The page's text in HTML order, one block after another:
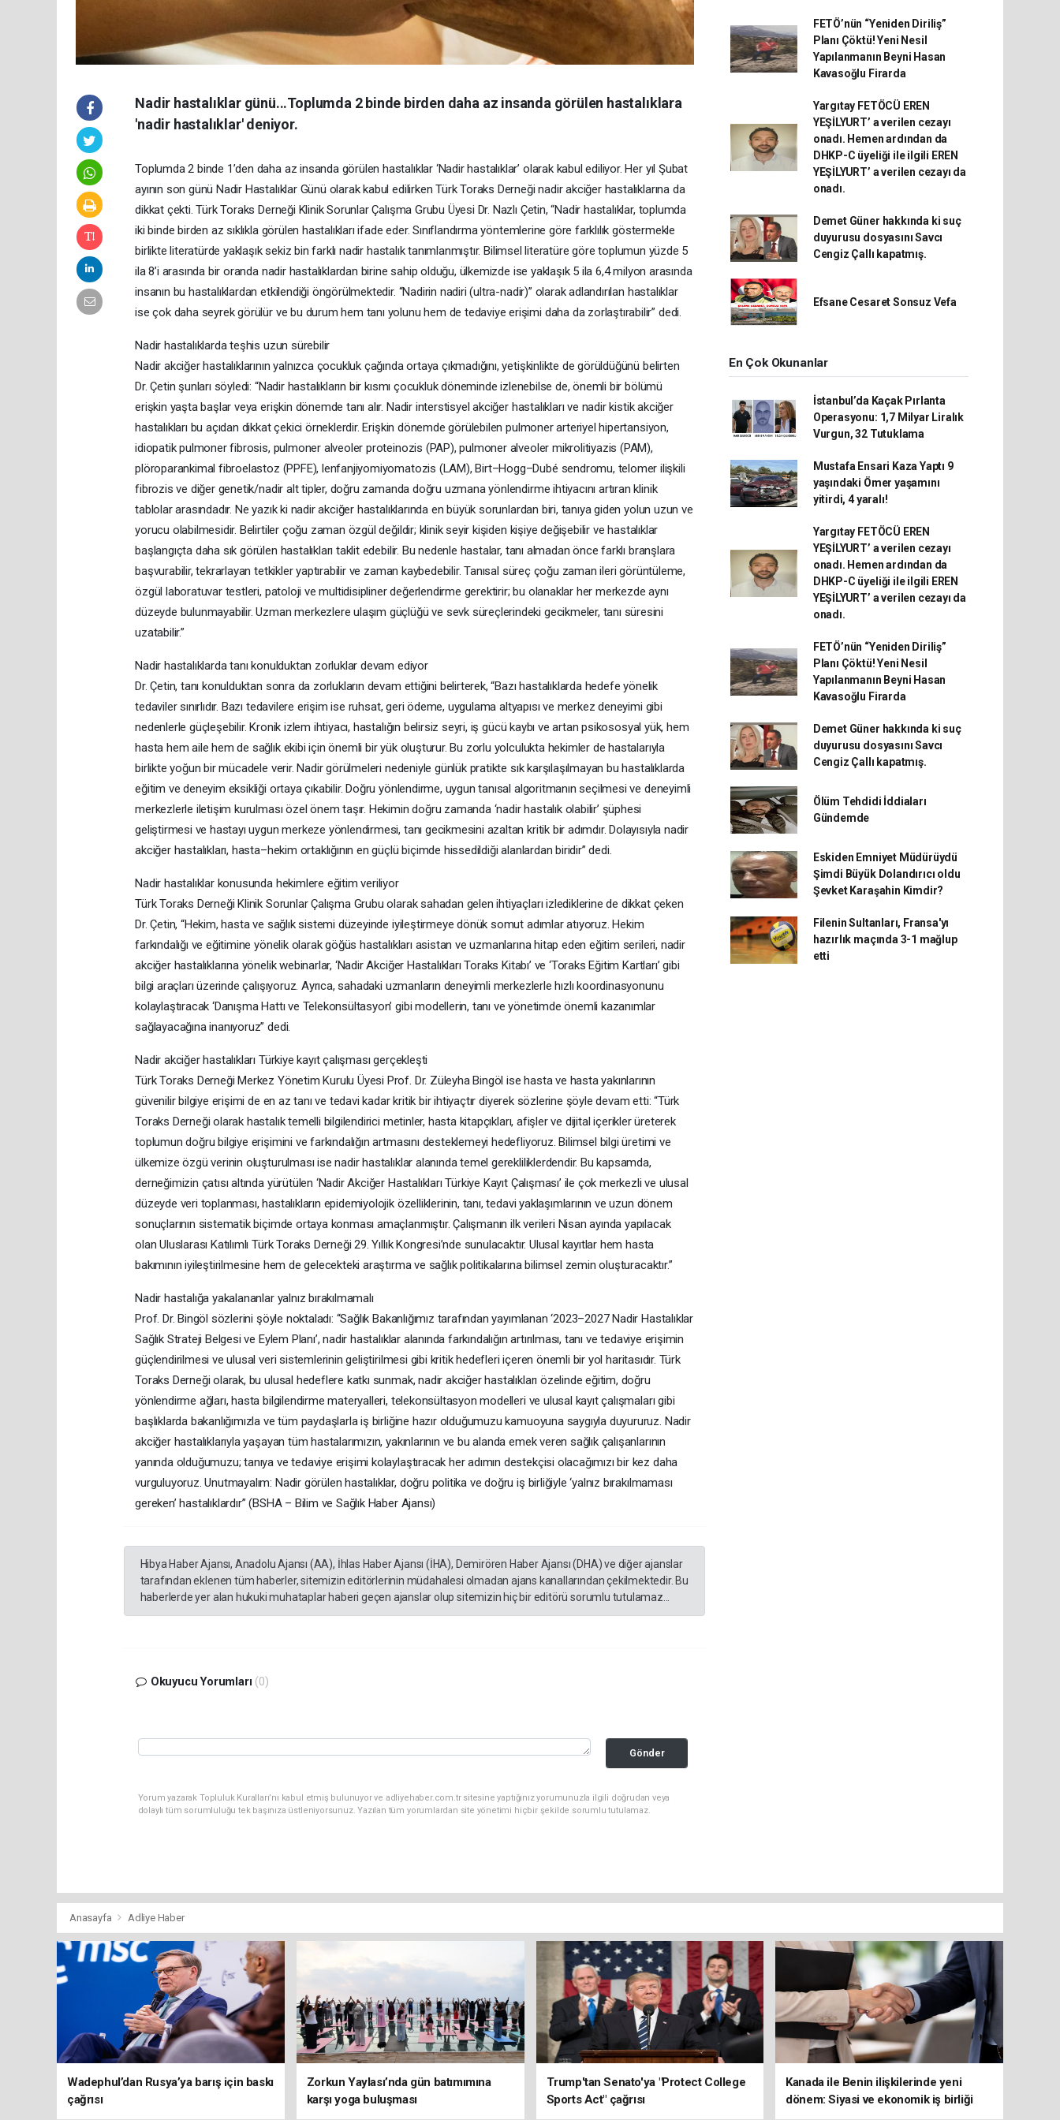
Nadir hastalıklar günü...Toplumda 2 binde birden daha az insanda görülen hastalıklara
'nadir hastalıklar' deniyor.
Toplumda 2 binde 1’den daha az insanda görülen hastalıklar ‘Nadir hastalıklar’ olarak kabul ediliyor. Her yıl Şubat
ayının son günü Nadir Hastalıklar Günü olarak kabul edilirken Türk Toraks Derneği nadir akciğer hastalıklarına da
dikkat çekti. Türk Toraks Derneği Klinik Sorunlar Çalışma Grubu Üyesi Dr. Nazlı Çetin, “Nadir hastalıklar, toplumda
iki binde birden az sıklıkla görülen hastalıkları ifade eder. Sınıflandırma yöntemlerine göre farklılık göstermekle
birlikte literatürde yaklaşık sekiz bin farklı nadir hastalık tanımlanmıştır. Bilimsel literatüre göre toplumun yüzde 5
ila 8’i arasında bir oranda nadir hastalıklardan birine sahip olduğu, ülkemizde ise yaklaşık 5 ila 6,4 milyon arasında
insanın bu hastalıklardan etkilendiği öngörülmektedir. “Nadirin nadiri (ultra-nadir)” olarak adlandırılan hastalıklar
ise çok daha seyrek görülür ve bu durum hem tanı yolunu hem de tedaviye erişimi daha da zorlaştırabilir” dedi.
Nadir hastalıklarda teşhis uzun sürebilir
Nadir akciğer hastalıklarının yalnızca çocukluk çağında ortaya çıkmadığını, yetişkinlikte de görüldüğünü belirten
Dr. Çetin şunları söyledi: “Nadir hastalıkların bir kısmı çocukluk döneminde izlenebilse de, önemli bir bölümü
erişkin yaşta başlar veya erişkin dönemde tanı alır. Nadir interstisyel akciğer hastalıkları ve nadir kistik akciğer
hastalıkları bu açıdan dikkat çekici örneklerdir. Erişkin dönemde görülebilen pulmoner arteriyel hipertansiyon,
idiopatik pulmoner fibrosis, pulmoner alveoler proteinozis (PAP), pulmoner alveoler mikrolitiyazis (PAM),
plöroparankimal fibroelastoz (PPFE), lenfanjiyomiyomatozis (LAM), Birt–Hogg–Dubé sendromu, telomer ilişkili
fibrozis ve diğer genetik/nadir alt tipler, doğru zamanda doğru uzmana yönlendirme ihtiyacını artıran klinik
tablolar arasındadır. Ne yazık ki nadir akciğer hastalıklarında en büyük sorunlardan biri, tanıya giden yolun uzun ve
yorucu olabilmesidir. Belirtiler çoğu zaman özgül değildir; klinik seyir kişiden kişiye değişebilir ve hastalıklar
başlangıçta daha sık görülen hastalıkları taklit edebilir. Bu nedenle hastalar, tanı almadan önce farklı branşlara
başvurabilir, tekrarlayan tetkikler yaptırabilir ve zaman kaybedebilir. Tanısal süreç çoğu zaman ileri görüntüleme,
özgül laboratuvar testleri, patoloji ve multidisipliner değerlendirme gerektirir; bu olanaklar her merkezde aynı
düzeyde bulunmayabilir. Uzman merkezlere ulaşım güçlüğü ve sevk süreçlerindeki gecikmeler, tanı süresini
uzatabilir.”
Nadir hastalıklarda tanı konulduktan zorluklar devam ediyor
Dr. Çetin, tanı konulduktan sonra da zorlukların devam ettiğini belirterek, “Bazı hastalıklarda hedefe yönelik
tedaviler sınırlıdır. Bazı tedavilere erişim ise ruhsat, geri ödeme, uygulama altyapısı ve merkez deneyimi gibi
nedenlerle güçleşebilir. Kronik izlem ihtiyacı, hastalığın belirsiz seyri, iş gücü kaybı ve artan psikososyal yük, hem
hasta hem aile hem de sağlık ekibi için önemli bir yük oluşturur. Bu zorlu yolculukta hekimler de hastalarıyla
birlikte yoğun bir mücadele verir. Nadir görülmeleri nedeniyle günlük pratikte sık karşılaşılmayan bu hastalıklarda
eğitim ve deneyim eksikliği ortaya çıkabilir. Doğru yönlendirme, uygun tanısal algoritmanın seçilmesi ve deneyimli
merkezlerle iletişim kurulması özel önem taşır. Hekimin doğru zamanda ‘nadir hastalık olabilir’ şüphesi
geliştirmesi ve hastayı uygun merkeze yönlendirmesi, tanı gecikmesini azaltan kritik bir adımdır. Dolayısıyla nadir
akciğer hastalıkları, hasta–hekim ortaklığının en güçlü biçimde hissedildiği alanlardan biridir” dedi.
Nadir hastalıklar konusunda hekimlere eğitim veriliyor
Türk Toraks Derneği Klinik Sorunlar Çalışma Grubu olarak sahadan gelen ihtiyaçları izlediklerine de dikkat çeken
Dr. Çetin, “Hekim, hasta ve sağlık sistemi düzeyinde iyileştirmeye dönük somut adımlar atıyoruz. Hekim
farkındalığı ve eğitimine yönelik olarak göğüs hastalıkları asistan ve uzmanlarına hitap eden eğitim serileri, nadir
akciğer hastalıklarına yönelik webinarlar, ‘Nadir Akciğer Hastalıkları Toraks Kitabı’ ve ‘Toraks Eğitim Kartları’ gibi
bilgi araçları üzerinde çalışıyoruz. Ayrıca, sahadaki uzmanların deneyimli merkezlerle hızlı koordinasyonunu
kolaylaştıracak ‘Danışma Hattı ve Telekonsültasyon’ gibi modellerin, tanı ve yönetimde önemli kazanımlar
sağlayacağına inanıyoruz” dedi.
Nadir akciğer hastalıkları Türkiye kayıt çalışması gerçekleşti
Türk Toraks Derneği Merkez Yönetim Kurulu Üyesi Prof. Dr. Züleyha Bingöl ise hasta ve hasta yakınlarının
güvenilir bilgiye erişimi de en az tanı ve tedavi kadar kritik bir ihtiyaçtır diyerek sözlerine şöyle devam etti: “Türk
Toraks Derneği olarak hastalık temelli bilgilendirici metinler, hasta kitapçıkları, afişler ve dijital içerikler üreterek
toplumun doğru bilgiye erişimini ve farkındalığın artmasını desteklemeyi hedefliyoruz. Bilimsel bilgi üretimi ve
ülkemize özgü verinin oluşturulması ise nadir hastalıklar alanında temel gerekliliklerdendir. Bu kapsamda,
derneğimizin çatısı altında yürütülen ‘Nadir Akciğer Hastalıkları Türkiye Kayıt Çalışması’ ile çok merkezli ve ulusal
düzeyde veri toplanması, hastalıkların epidemiyolojik özelliklerinin, tanı, tedavi yaklaşımlarının ve uzun dönem
sonuçlarının sistematik biçimde ortaya konması amaçlanmıştır. Çalışmanın ilk verileri Nisan ayında yapılacak
olan Uluslarası Katılımlı Türk Toraks Derneği 29. Yıllık Kongresi’nde sunulacaktır. Ulusal kayıtlar hem hasta
bakımının iyileştirilmesine hem de gelecekteki araştırma ve sağlık politikalarına bilimsel zemin oluşturacaktır.”
Nadir hastalığa yakalananlar yalnız bırakılmamalı
Prof. Dr. Bingöl sözlerini şöyle noktaladı: “Sağlık Bakanlığımız tarafından yayımlanan ‘2023–2027 Nadir Hastalıklar
Sağlık Strateji Belgesi ve Eylem Planı’, nadir hastalıklar alanında farkındalığın artırılması, tanı ve tedaviye erişimin
güçlendirilmesi ve ulusal veri sistemlerinin geliştirilmesi gibi kritik hedefleri içeren önemli bir yol haritasıdır. Türk
Toraks Derneği olarak, bu ulusal hedeflere katkı sunmak, nadir akciğer hastalıkları özelinde eğitim, doğru
yönlendirme ağları, hasta bilgilendirme materyalleri, telekonsültasyon modelleri ve ulusal kayıt çalışmaları gibi
başlıklarda bakanlığımızla ve tüm paydaşlarla iş birliğine hazır olduğumuzu kamuoyuna saygıyla duyururuz. Nadir
akciğer hastalıklarıyla yaşayan tüm hastalarımızın, yakınlarının ve bu alanda emek veren sağlık çalışanlarının
yanında olduğumuzu; tanıya ve tedaviye erişimi kolaylaştıracak her adımın destekçisi olacağımızı bir kez daha
vurguluyoruz. Unutmayalım: Nadir görülen hastalıklar, doğru politika ve doğru iş birliğiyle ‘yalnız bırakılmaması
gereken’ hastalıklardır” (BSHA – Bilim ve Sağlık Haber Ajansı)
Hibya Haber Ajansı, Anadolu Ajansı (AA), İhlas Haber Ajansı (İHA), Demirören Haber Ajansı (DHA) ve diğer ajanslar
tarafından eklenen tüm haberler, sitemizin editörlerinin müdahalesi olmadan ajans kanallarından çekilmektedir. Bu
haberlerde yer alan hukuki muhataplar haberi geçen ajanslar olup sitemizin hiç bir editörü sorumlu tutulamaz...
Okuyucu Yorumları (0)
Gönder
Yorum yazarak Topluluk Kuralları’nı kabul etmiş bulunuyor ve adliyehaber.com.tr sitesine yaptığınız yorumunuzla ilgili doğrudan veya
dolaylı tüm sorumluluğu tek başınıza üstleniyorsunuz. Yazılan tüm yorumlardan site yönetimi hiçbir şekilde sorumlu tutulamaz.
FETÖ’nün “Yeniden Diriliş”
Planı Çöktü! Yeni Nesil
Yapılanmanın Beyni Hasan
Kavasoğlu Firarda
Yargıtay FETÖCÜ EREN
YEŞİLYURT’ a verilen cezayı
onadı. Hemen ardından da
DHKP-C üyeliği ile ilgili EREN
YEŞİLYURT’ a verilen cezayı da
onadı.
Demet Güner hakkında ki suç
duyurusu dosyasını Savcı
Cengiz Çallı kapatmış.
Efsane Cesaret Sonsuz Vefa
En Çok Okunanlar
İstanbul’da Kaçak Pırlanta
Operasyonu: 1,7 Milyar Liralık
Vurgun, 32 Tutuklama
Mustafa Ensari Kaza Yaptı 9
yaşındaki Ömer yaşamını
yitirdi, 4 yaralı!
Yargıtay FETÖCÜ EREN
YEŞİLYURT’ a verilen cezayı
onadı. Hemen ardından da
DHKP-C üyeliği ile ilgili EREN
YEŞİLYURT’ a verilen cezayı da
onadı.
FETÖ’nün “Yeniden Diriliş”
Planı Çöktü! Yeni Nesil
Yapılanmanın Beyni Hasan
Kavasoğlu Firarda
Demet Güner hakkında ki suç
duyurusu dosyasını Savcı
Cengiz Çallı kapatmış.
Ölüm Tehdidi İddiaları
Gündemde
Eskiden Emniyet Müdürüydü
Şimdi Büyük Dolandırıcı oldu
Şevket Karaşahin Kimdir?
Filenin Sultanları, Fransa'yı
hazırlık maçında 3-1 mağlup
etti
Anasayfa Adliye Haber
Wadephul’dan Rusya’ya barış için baskı
çağrısı
Zorkun Yaylası’nda gün batımımına
karşı yoga buluşması
Trump'tan Senato'ya "Protect College
Sports Act" çağrısı
Kanada ile Benin ilişkilerinde yeni
dönem: Siyasi ve ekonomik iş birliği
güçleniyor